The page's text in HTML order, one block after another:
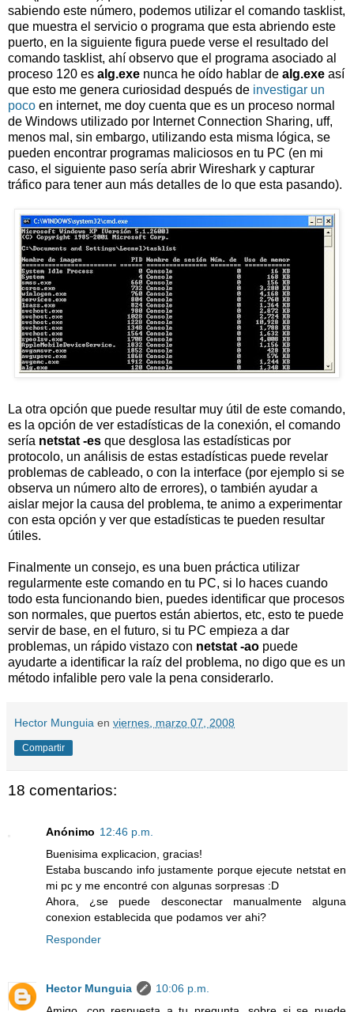
sabiendo este número, podemos utilizar el comando tasklist,
que muestra el servicio o programa que esta abriendo este
puerto, en la siguiente figura puede verse el resultado del
comando tasklist, ahí observo que el programa asociado al
proceso 120 es alg.exe nunca he oído hablar de alg.exe así
que esto me genera curiosidad después de investigar un
poco en internet, me doy cuenta que es un proceso normal
de Windows utilizado por Internet Connection Sharing, uff,
menos mal, sin embargo, utilizando esta misma lógica, se
pueden encontrar programas maliciosos en tu PC (en mi
caso, el siguiente paso sería abrir Wireshark y capturar
tráfico para tener aun más detalles de lo que esta pasando).
La otra opción que puede resultar muy útil de este comando,
es la opción de ver estadísticas de la conexión, el comando
sería netstat -es que desglosa las estadísticas por
protocolo, un análisis de estas estadísticas puede revelar
problemas de cableado, o con la interface (por ejemplo si se
observa un número alto de errores), o también ayudar a
aislar mejor la causa del problema, te animo a experimentar
con esta opción y ver que estadísticas te pueden resultar
útiles.
Finalmente un consejo, es una buen práctica utilizar
regularmente este comando en tu PC, si lo haces cuando
todo esta funcionando bien, puedes identificar que procesos
son normales, que puertos están abiertos, etc, esto te puede
servir de base, en el futuro, si tu PC empieza a dar
problemas, un rápido vistazo con netstat -ao puede
ayudarte a identificar la raíz del problema, no digo que es un
método infalible pero vale la pena considerarlo.
Hector Munguia en viernes, marzo 07, 2008
Compartir
18 comentarios:
Anónimo 12:46 p.m.
Buenisima explicacion, gracias!
Estaba buscando info justamente porque ejecute netstat en
mi pc y me encontré con algunas sorpresas :D
Ahora, ¿se puede desconectar manualmente alguna
conexion establecida que podamos ver ahi?
Responder
Hector Munguia
10:06 p.m.